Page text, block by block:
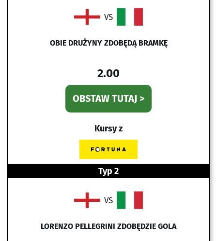
VS
OBIE DRUŻYNY ZDOBĘDĄ BRAMKĘ
2.00
OBSTAW TUTAJ >
Kursy z
Typ 2
VS
LORENZO PELLEGRINI ZDOBĘDZIE GOLA